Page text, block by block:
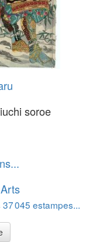
soroe
045 estampes...